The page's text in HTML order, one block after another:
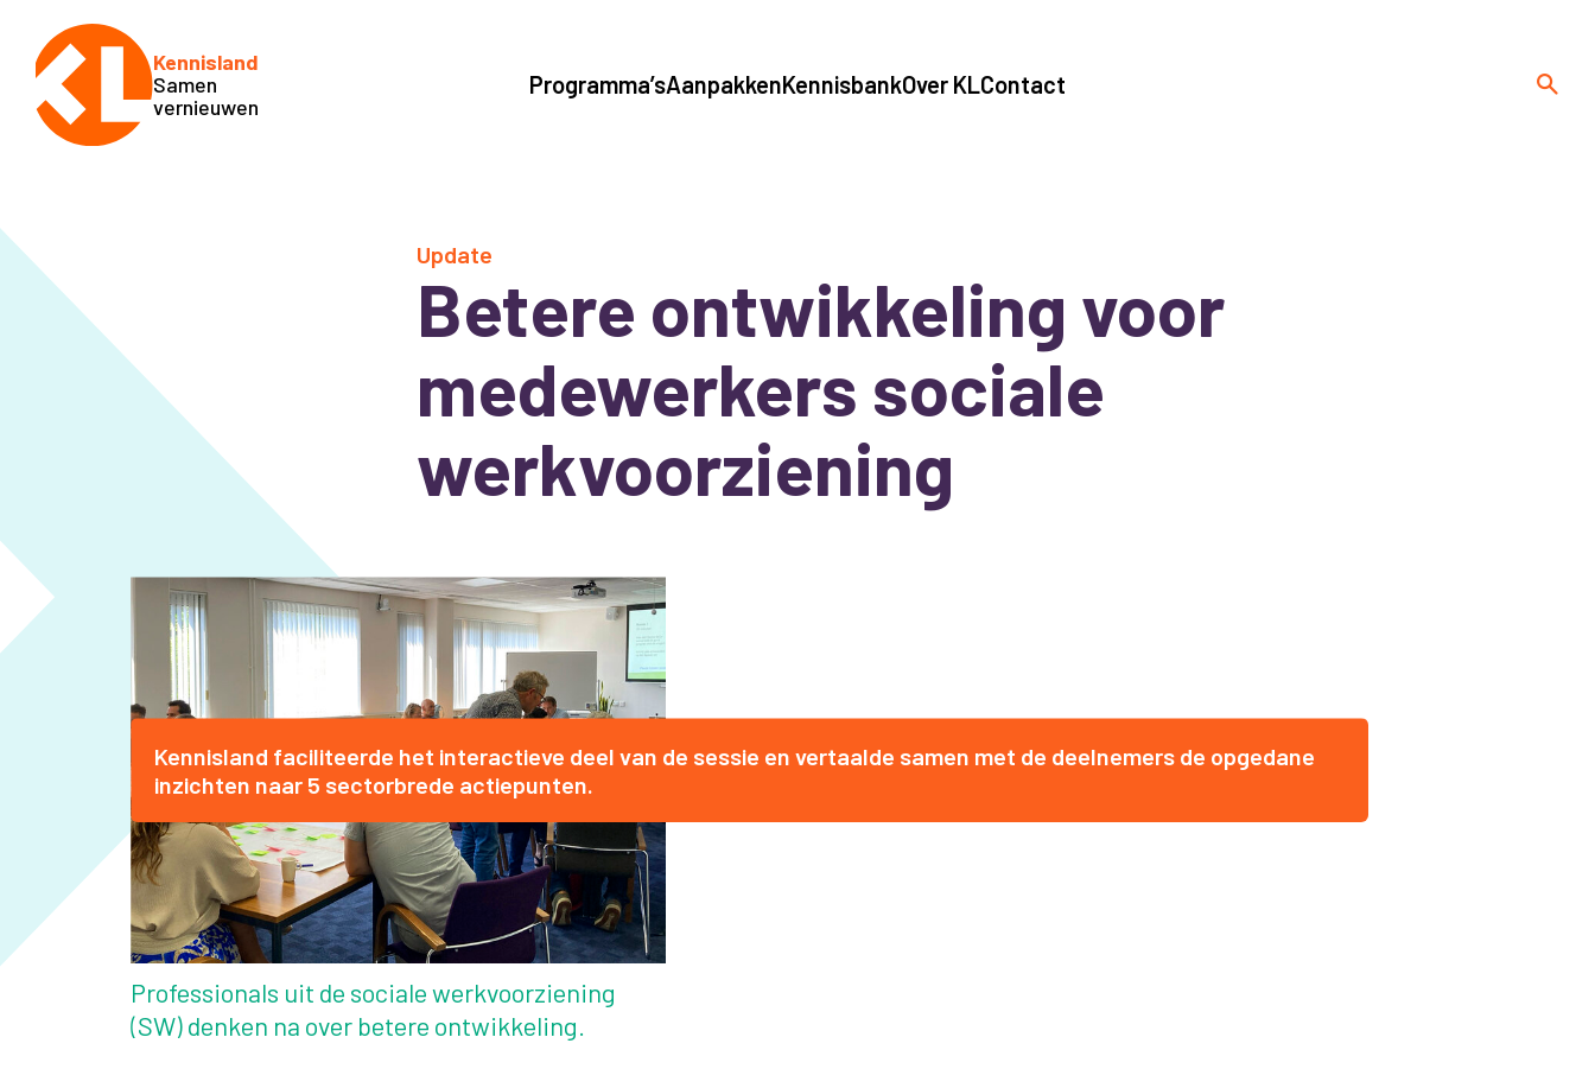
Kennisland
Samen
vernieuwen
Programma’sAanpakkenKennisbankOver KLContact
Update
Betere ontwikkeling voor
medewerkers sociale
werkvoorziening
Kennisland faciliteerde het interactieve deel van de sessie en vertaalde samen met de deelnemers de opgedane
inzichten naar 5 sectorbrede actiepunten.
Professionals uit de sociale werkvoorziening
(SW) denken na over betere ontwikkeling.